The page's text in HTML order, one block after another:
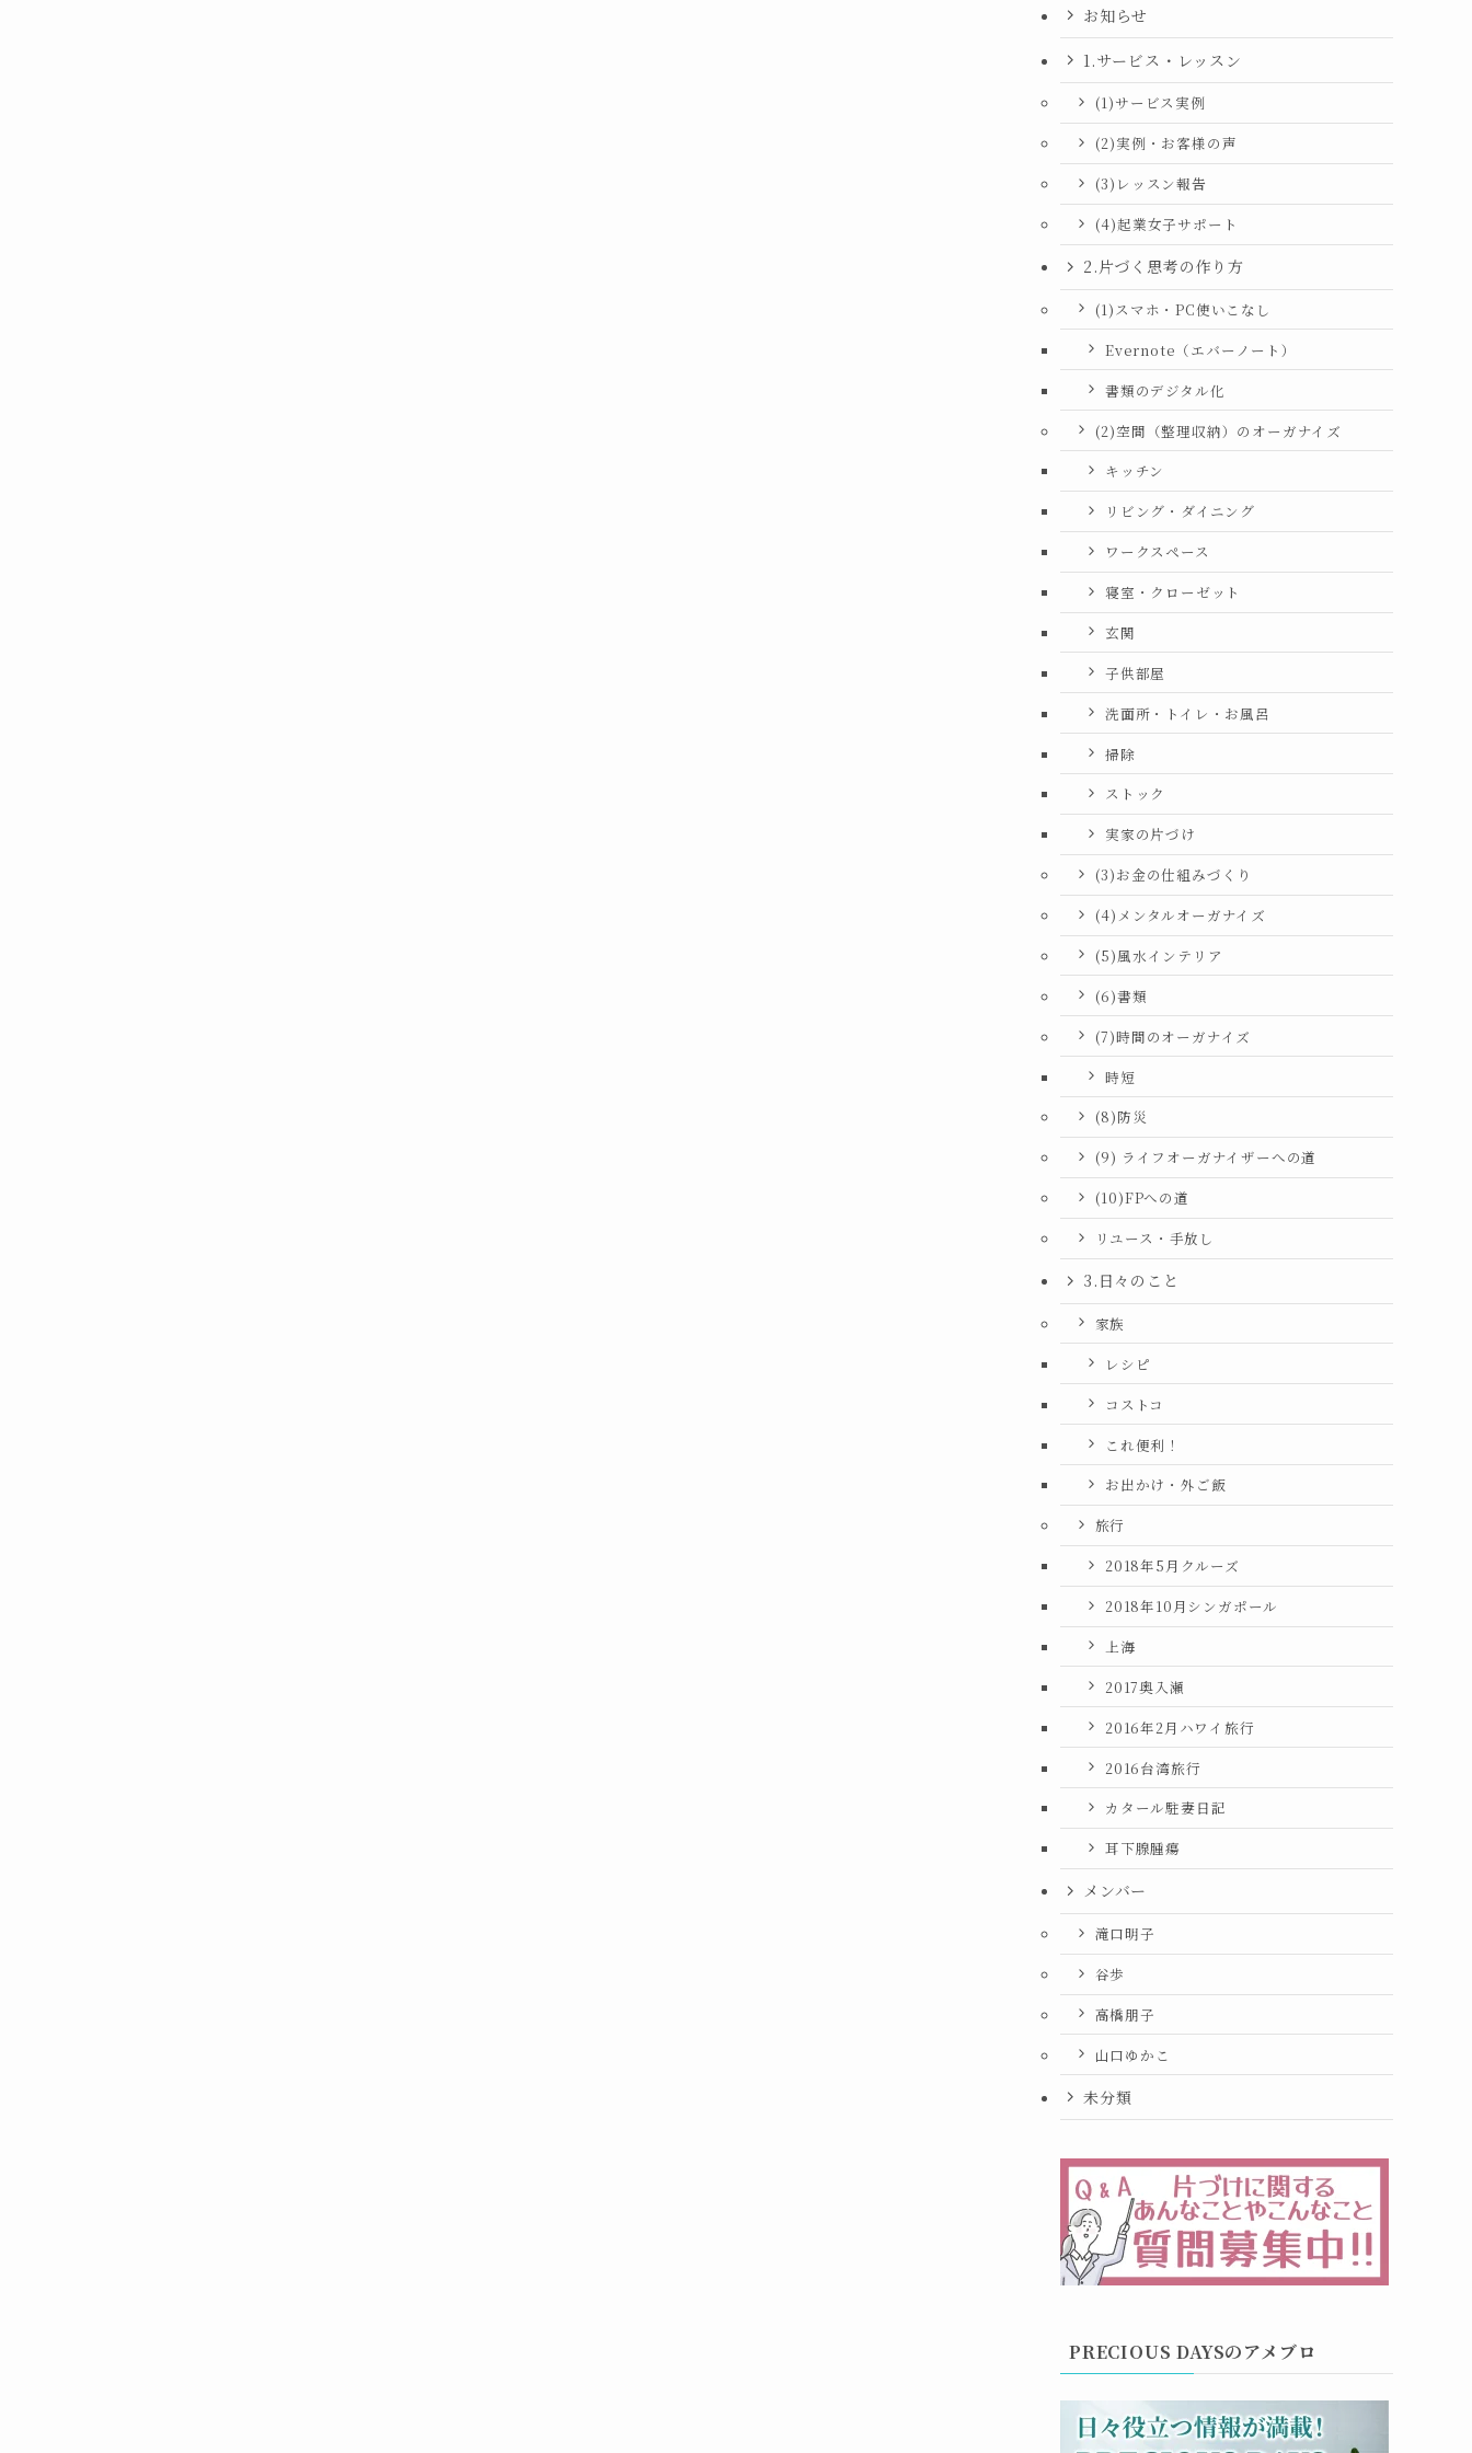
お知らせ
1.サービス・レッスン
(1)サービス実例
(2)実例・お客様の声
(3)レッスン報告
(4)起業女子サポート
2.片づく思考の作り方
(1)スマホ・PC使いこなし
Evernote（エバーノート）
書類のデジタル化
(2)空間（整理収納）のオーガナイズ
キッチン
リビング・ダイニング
ワークスペース
寝室・クローゼット
玄関
子供部屋
洗面所・トイレ・お風呂
掃除
ストック
実家の片づけ
(3)お金の仕組みづくり
(4)メンタルオーガナイズ
(5)風水インテリア
(6)書類
(7)時間のオーガナイズ
時短
(8)防災
(9) ライフオーガナイザーへの道
(10)FPへの道
リユース・手放し
3.日々のこと
家族
レシピ
コストコ
これ便利！
お出かけ・外ご飯
旅行
2018年5月クルーズ
2018年10月シンガポール
上海
2017奥入瀬
2016年2月ハワイ旅行
2016台湾旅行
カタール駐妻日記
耳下腺腫瘍
メンバー
滝口明子
谷歩
高橋朋子
山口ゆかこ
未分類
PRECIOUS DAYSのアメブロ